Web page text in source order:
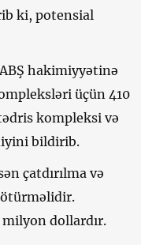
ki, potensial
hakimiyyətinə
üçün 410
kompleksi və
bildirib.
çatdırılma və
dollardır.